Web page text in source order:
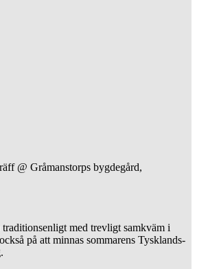
@ Gråmanstorps bygdegård,
med trevligt samkväm i
på att minnas sommarens Tysklands-